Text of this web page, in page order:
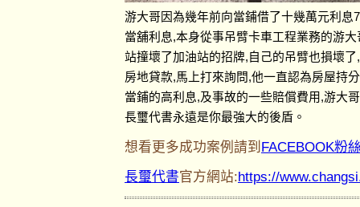
游大哥因為幾年前向當鋪借了十幾萬元利
當舖利息,本身從事吊臂卡車工程業務的游
站撞壞了加油站的招牌,自己的吊臂也損壞
房地貸款,馬上打來詢問,他一直認為房屋持
當鋪的高利息,及事故的一些賠償費用,游大
長璽代書永遠是你最強大的後盾。
想看更多成功案例請到 FACEBOOK粉
長璽代書官方網站:https://